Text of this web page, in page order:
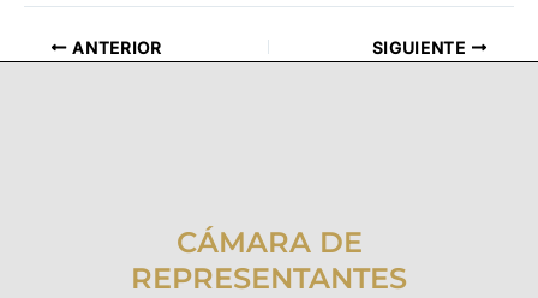
ANTERIOR SIGUIENTE
CÁMARA DE
REPRESENTANTES